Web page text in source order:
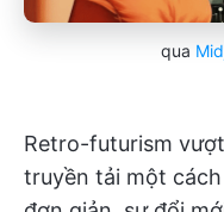
qua
Retro-futurism
truyền tải một